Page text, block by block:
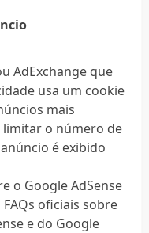
AdExchange que
usa um cookie
mais
limitar o número de
é exibido
o Google AdSense
oficiais sobre
e do Google